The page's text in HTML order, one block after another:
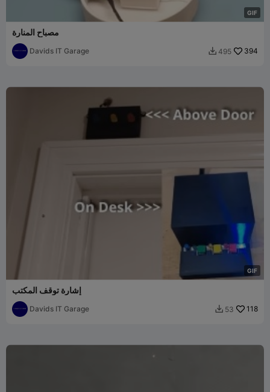
GIF
مصباح المنارة
Davids IT Garage  495 394
GIF
إشارة توقف المكتب
Davids IT Garage  53 118